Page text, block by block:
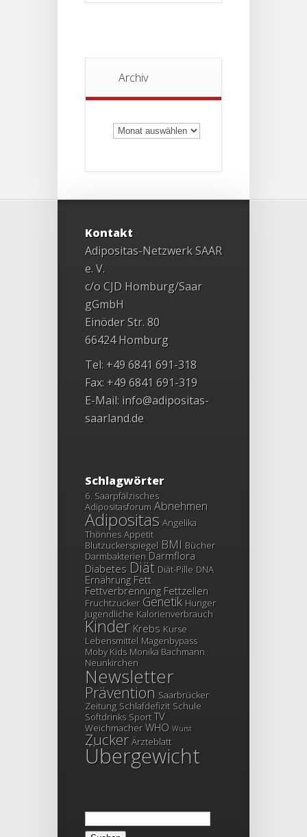
Archiv
Archiv
Kontakt
Adipositas-Netzwerk SAAR
e. V.
c/o CJD Homburg/Saar
gGmbH
Einöder Str. 80
66424 Homburg
Tel: +49 6841 691-318
Fax: +49 6841 691-319
E-Mail: info@adipositas-
saarland.de
Schlagwörter
6. Saarpfälzisches
Adipositasforum Abnehmen
Adipositas Angelika
Thönnes Appetit
Blutzuckerspiegel BMI Bücher
Darmbakterien Darmflora
Diabetes Diät Diät-Pille DNA
Ernährung Fett
Fettverbrennung Fettzellen
Fruchtzucker Genetik Hunger
Jugendliche Kalorienverbrauch
Kinder Krebs Kurse
Lebensmittel Magenbypass
Moby Kids Monika Bachmann
Neunkirchen
Newsletter
Prävention Saarbrücker
Zeitung Schlafdefizit Schule
Softdrinks Sport TV
Weichmacher WHO Wurst
Zucker Ärzteblatt
Übergewicht
Suchen
nach: